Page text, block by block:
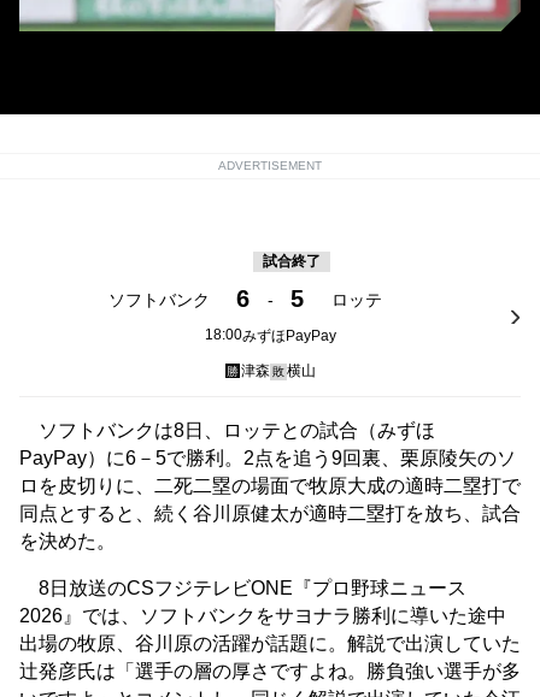
ADVERTISEMENT
試合終了
ソフトバンク 6 - 5 ロッテ
18:00みずほPayPay
勝津森敗横山
ソフトバンクは8日、ロッテとの試合（みずほ
PayPay）に6－5で勝利。2点を追う9回裏、栗原陵矢のソ
ロを皮切りに、二死二塁の場面で牧原大成の適時二塁打で
同点とすると、続く谷川原健太が適時二塁打を放ち、試合
を決めた。
8日放送のCSフジテレビONE『プロ野球ニュース
2026』では、ソフトバンクをサヨナラ勝利に導いた途中
出場の牧原、谷川原の活躍が話題に。解説で出演していた
辻発彦氏は「選手の層の厚さですよね。勝負強い選手が多